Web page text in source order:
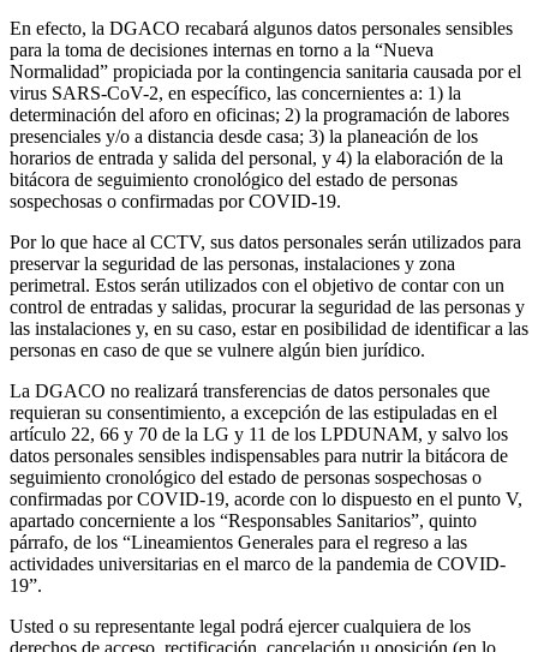
En efecto, la DGACO recabará algunos datos personales sensibles
para la toma de decisiones internas en torno a la “Nueva
Normalidad” propiciada por la contingencia sanitaria causada por el
virus SARS-CoV-2, en específico, las concernientes a: 1) la
determinación del aforo en oficinas; 2) la programación de labores
presenciales y/o a distancia desde casa; 3) la planeación de los
horarios de entrada y salida del personal, y 4) la elaboración de la
bitácora de seguimiento cronológico del estado de personas
sospechosas o confirmadas por COVID-19.
Por lo que hace al CCTV, sus datos personales serán utilizados para
preservar la seguridad de las personas, instalaciones y zona
perimetral. Estos serán utilizados con el objetivo de contar con un
control de entradas y salidas, procurar la seguridad de las personas y
las instalaciones y, en su caso, estar en posibilidad de identificar a las
personas en caso de que se vulnere algún bien jurídico.
La DGACO no realizará transferencias de datos personales que
requieran su consentimiento, a excepción de las estipuladas en el
artículo 22, 66 y 70 de la LG y 11 de los LPDUNAM, y salvo los
datos personales sensibles indispensables para nutrir la bitácora de
seguimiento cronológico del estado de personas sospechosas o
confirmadas por COVID-19, acorde con lo dispuesto en el punto V,
apartado concerniente a los “Responsables Sanitarios”, quinto
párrafo, de los “Lineamientos Generales para el regreso a las
actividades universitarias en el marco de la pandemia de COVID-
19”.
Usted o su representante legal podrá ejercer cualquiera de los